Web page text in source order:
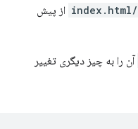
/index.html
از پیش
آن را به چیز دیگری تغییر